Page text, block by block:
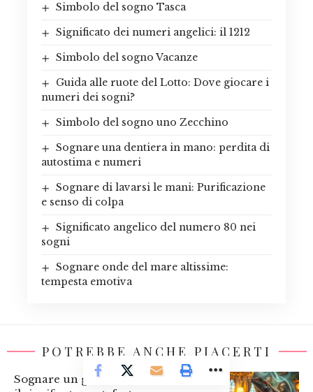
Simbolo del sogno Tasca
Significato dei numeri angelici: il 1212
Simbolo del sogno Vacanze
Guida alle ruote del Lotto: Dove giocare i
numeri dei sogni?
Simbolo del sogno uno Zecchino
Sognare una dentiera in mano: perdita di
autostima e numeri
Sognare di lavarsi le mani: Purificazione
e senso di colpa
Significato angelico del numero 80 nei
sogni
Sognare onde del mare altissime:
tempesta emotiva
POTREBBE ANCHE PIACERTI
Sognare un geco in casa: la Smorfia e